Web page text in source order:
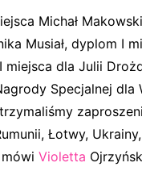
Michał
Musiał, dyplom I
miejsca dla Julii
Specjalnej dla
Łotwy,
Violetta